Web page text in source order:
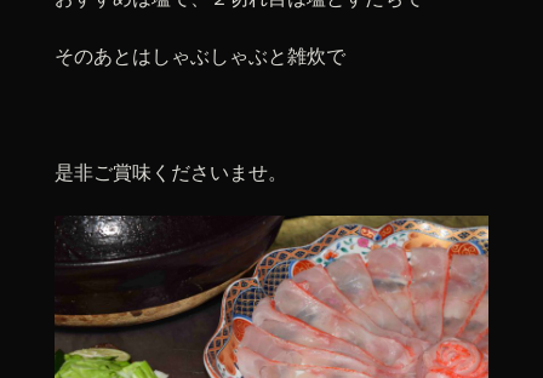
そのあとはしゃぶしゃぶと雑炊で
是非ご賞味くださいませ。